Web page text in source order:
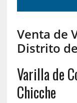
Venta de
Distrito
Varilla de
Chicche